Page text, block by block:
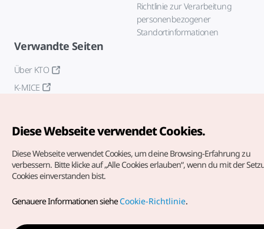
Richtlinie zur Verarbeitung
personenbezogener
Standortinformationen
Verwandte Seiten
Über KTO
K-MICE
vorbehalten.
dieoffizielle E-Mail-Adresse
Diese Webseite verwendet Cookies.
Diese Webseite verwendet Cookies, um deine Browsing-Erfahrung zu
verbessern. Bitte klicke auf „Alle Cookies erlauben“, wenn du mit der
Cookies einverstanden bist.
Genauere Informationen sieheCookie-Richtlinie.